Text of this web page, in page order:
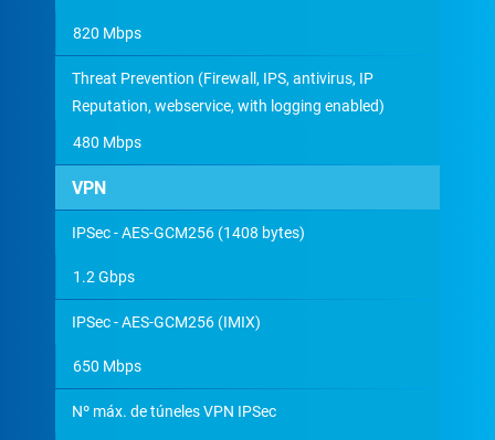
820 Mbps
Threat Prevention (Firewall, IPS, antivirus, IP
Reputation, webservice, with logging enabled)
480 Mbps
VPN
IPSec - AES-GCM256 (1408 bytes)
1.2 Gbps
IPSec - AES-GCM256 (IMIX)
650 Mbps
Nº máx. de túneles VPN IPSec